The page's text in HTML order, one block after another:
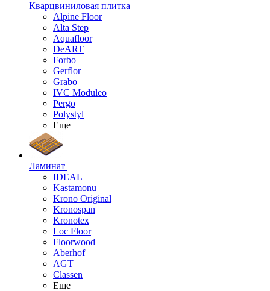
Кварцвиниловая плитка
Alpine Floor
Alta Step
Aquafloor
DeART
Forbo
Gerflor
Grabo
IVC Moduleo
Pergo
Polystyl
Еще
Ламинат
IDEAL
Kastamonu
Krono Original
Kronospan
Kronotex
Loc Floor
Floorwood
Aberhof
AGT
Classen
Еще